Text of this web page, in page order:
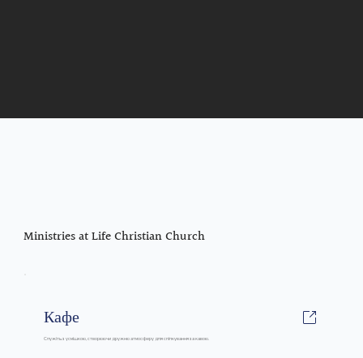
Ministries at Life Christian Church
Кафе
Служіть з усмішкою, створюючи дружню атмосферу для спілкування за кавою.